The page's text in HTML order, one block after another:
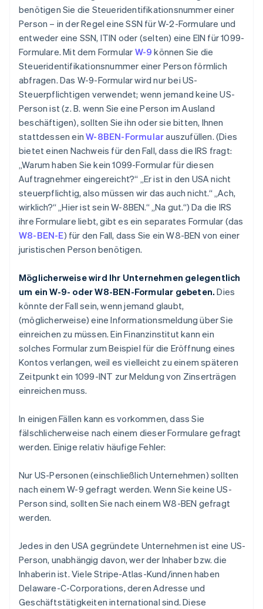
benötigen Sie die Steueridentifikationsnummer einer
Person – in der Regel eine SSN für W-2-Formulare und
entweder eine SSN, ITIN oder (selten) eine EIN für 1099-
Formulare. Mit dem Formular W-9 können Sie die
Steueridentifikationsnummer einer Person förmlich
abfragen. Das W-9-Formular wird nur bei US-
Steuerpflichtigen verwendet; wenn jemand keine US-
Person ist (z. B. wenn Sie eine Person im Ausland
beschäftigen), sollten Sie ihn oder sie bitten, Ihnen
stattdessen einW-8BEN-Formularauszufüllen. (Dies
bietet einen Nachweis für den Fall, dass die IRS fragt:
„Warum haben Sie kein 1099-Formular für diesen
Auftragnehmer eingereicht?“ „Er ist in den USA nicht
steuerpflichtig, also müssen wir das auch nicht.“ „Ach,
wirklich?“ „Hier ist sein W-8BEN.“ „Na gut.“) Da die IRS
ihre Formulare liebt, gibt es ein separates Formular (das
W8-BEN-E) für den Fall, dass Sie ein W8-BEN von einer
juristischen Person benötigen.
Möglicherweise wird Ihr Unternehmen gelegentlich
um ein W-9- oder W8-BEN-Formular gebeten. Dies
könnte der Fall sein, wenn jemand glaubt,
(möglicherweise) eine Informationsmeldung über Sie
einreichen zu müssen. Ein Finanzinstitut kann ein
solches Formular zum Beispiel für die Eröffnung eines
Kontos verlangen, weil es vielleicht zu einem späteren
Zeitpunkt ein 1099-INT zur Meldung von Zinserträgen
einreichen muss.
In einigen Fällen kann es vorkommen, dass Sie
fälschlicherweise nach einem dieser Formulare gefragt
werden. Einige relativ häufige Fehler:
Nur US-Personen (einschließlich Unternehmen) sollten
nach einem W-9 gefragt werden. Wenn Sie keine US-
Person sind, sollten Sie nach einem W8-BEN gefragt
werden.
Jedes in den USA gegründete Unternehmen ist eine US-
Person, unabhängig davon, wer der Inhaber bzw. die
Inhaberin ist. Viele Stripe-Atlas-Kund/innen haben
Delaware-C-Corporations, deren Adresse und
Geschäftstätigkeiten international sind. Diese